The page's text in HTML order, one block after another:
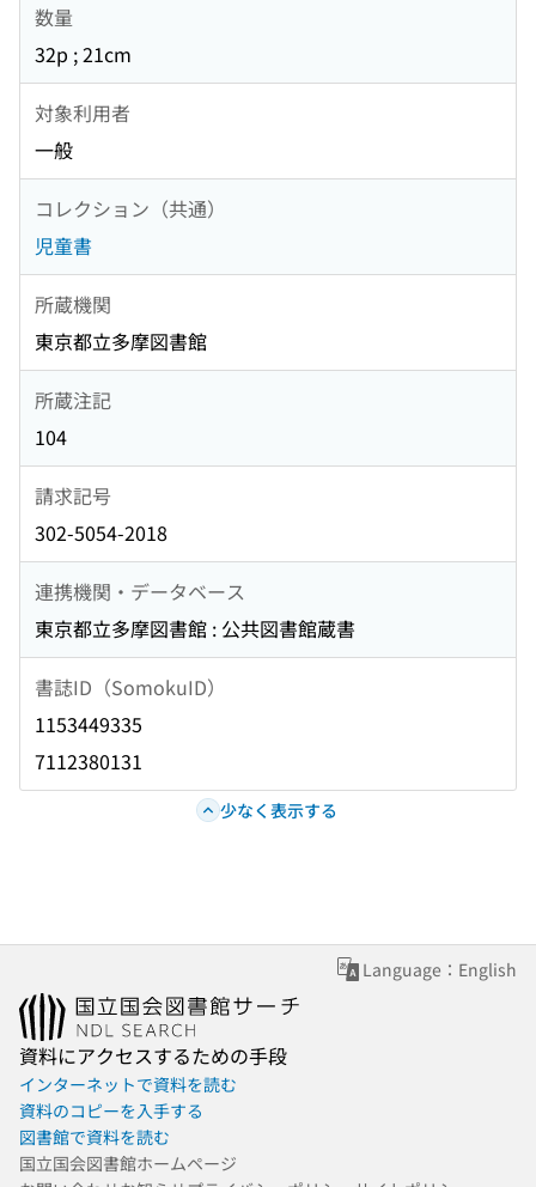
数量
32p ; 21cm
対象利用者
一般
コレクション（共通）
児童書
所蔵機関
東京都立多摩図書館
所蔵注記
104
請求記号
302-5054-2018
連携機関・データベース
東京都立多摩図書館 : 公共図書館蔵書
書誌ID（SomokuID）
1153449335
7112380131
少なく表示する
Language：English
資料にアクセスするための手段
インターネットで資料を読む
資料のコピーを入手する
図書館で資料を読む
国立国会図書館ホームページ